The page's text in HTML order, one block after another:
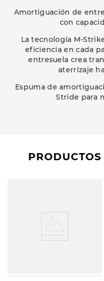
Amortiguación de
con
La tecnología M-
eficiencia en cada
entresuela crea
aterrizaje
Espuma de
Stride para